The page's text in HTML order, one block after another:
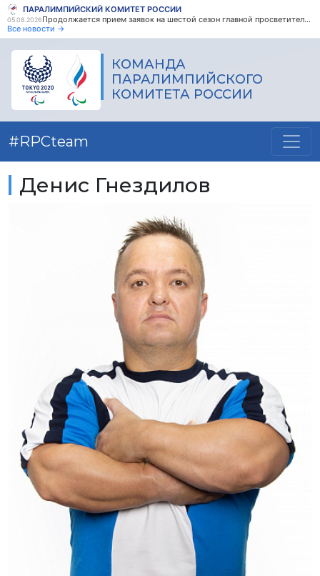
ПАРАЛИМПИЙСКИЙ КОМИТЕТ РОССИИ
05.08.2026
Продолжается прием заявок на шестой сезон главной просветительской награды страны - Знание.Премия
Все новости →
КОМАНДА
ПАРАЛИМПИЙСКОГО
КОМИТЕТА РОССИИ
#RPCteam
Денис Гнездилов